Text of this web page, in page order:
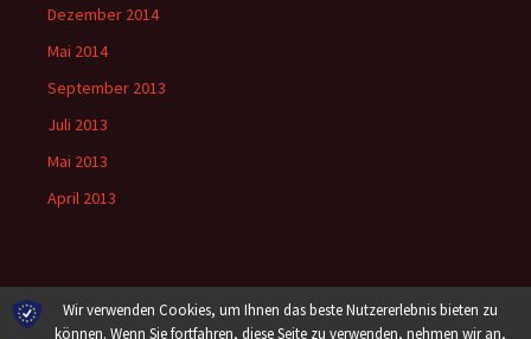
Dezember 2014
Mai 2014
September 2013
Juli 2013
Mai 2013
April 2013
Wir verwenden Cookies, um Ihnen das beste Nutzererlebnis bieten zu
können. Wenn Sie fortfahren, diese Seite zu verwenden, nehmen wir an,